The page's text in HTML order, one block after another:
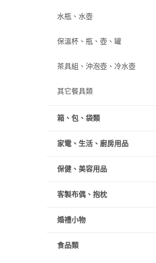
水瓶、水壺
保溫杯、瓶、壺、罐
茶具組、沖泡壺、冷水壺
其它餐具類
箱、包、袋類
家電、生活、廚房用品
保健、美容用品
客製布偶、抱枕
婚禮小物
食品類